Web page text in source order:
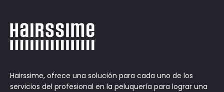
Hairssime, ofrece una solución para cada uno de los
servicios del profesional en la peluquería para lograr una